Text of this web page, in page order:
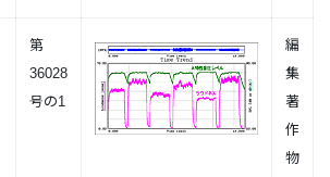
第
36028
号の1
編
集
著
作
物